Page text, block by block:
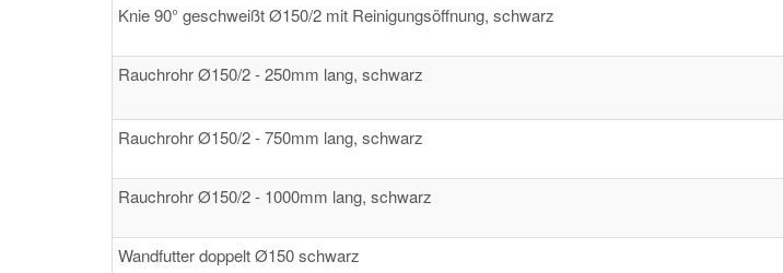
Knie 90° geschweißt Ø150/2 mit Reinigungsöffnung, schwarz
Rauchrohr Ø150/2 - 250mm lang, schwarz
Rauchrohr Ø150/2 - 750mm lang, schwarz
Rauchrohr Ø150/2 - 1000mm lang, schwarz
Wandfutter doppelt Ø150 schwarz